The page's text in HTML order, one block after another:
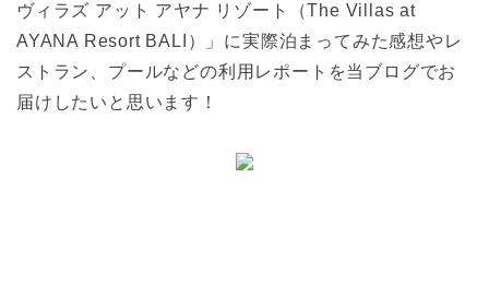
ヴィラズ アット アヤナ リゾート（The Villas at
AYANA Resort BALI）」に実際泊まってみた感想やレ
ストラン、プールなどの利用レポートを当ブログでお
届けしたいと思います！